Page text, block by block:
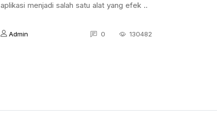
aplikasi menjadi salah satu alat yang efek ..
Admin 0 130482